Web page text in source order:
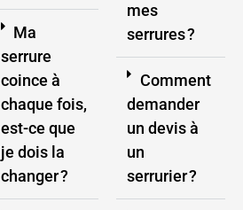
Ma
serrure
coince à
chaque fois,
est-ce que
je dois la
changer ?
mes
serrures ?
Comment
demander
un devis à
un
serrurier ?